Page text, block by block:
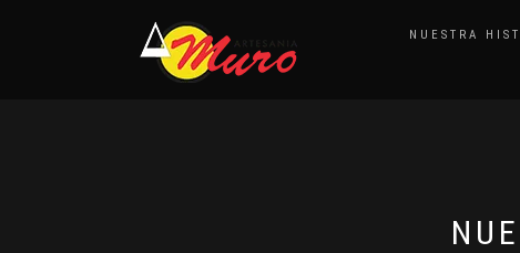
NUESTRA